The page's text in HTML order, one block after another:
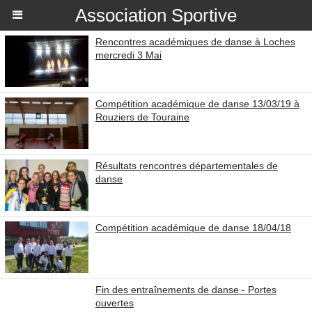
Association Sportive
Rencontres académiques de danse à Loches
mercredi 3 Mai
Compétition académique de danse 13/03/19 à
Rouziers de Touraine
Résultats rencontres départementales de
danse
Compétition académique de danse 18/04/18
Fin des entraînements de danse - Portes
ouvertes